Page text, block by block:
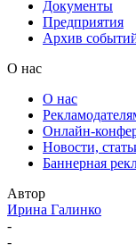
Документы
Предприятия
Архив
О нас
О нас
Онлайн-
Новости,
Баннерная
Автор
Ирина Галинко
-
-